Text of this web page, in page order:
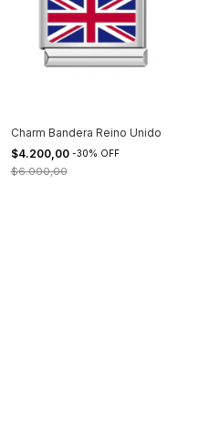
Charm Bandera Reino Unido
$4.200,00 -30% OFF
$6.000,00